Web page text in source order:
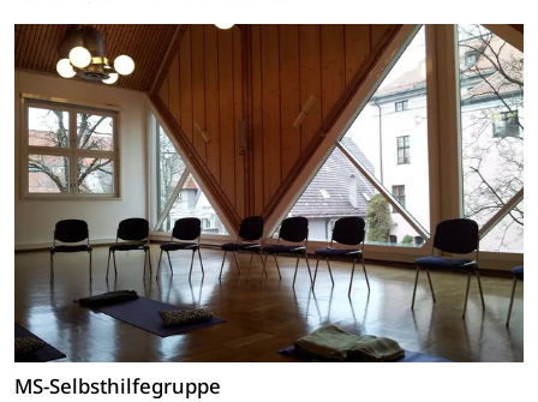
MS-Selbsthilfegruppe